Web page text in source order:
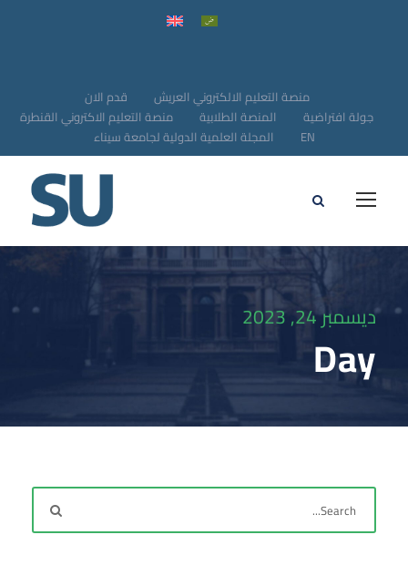
قدم الان
منصة التعليم الالكتروني العريش
منصة التعليم الاكتروني القنطرة
المنصة الطلابية
جولة افتراضية
المجلة العلمية الدولية لجامعة سيناء
EN
ديسمبر 24, 2023
Day